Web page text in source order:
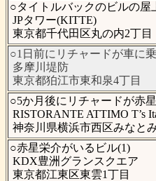
○タイトルバックのビルの屋
JPタワー(KITTE)
東京都千代田区丸の内2丁目
○1日前にリチャードが車に
多摩川堤防
東京都狛江市東和泉4丁目
○5か月後にリチャードが赤
RISTORANTE ATTIMO T’s
神奈川県横浜市西区みなと
○赤星栄介がいるビル(1)
KDX豊洲グランスクエア
東京都江東区東雲1丁目